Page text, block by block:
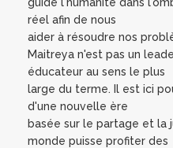
réel afin de nous
aider à résoudre nos
Maitreya n'est pas un
éducateur au sens le plus
large du terme. Il est ici
d'une nouvelle ère
basée sur le partage et la
monde puisse profiter des